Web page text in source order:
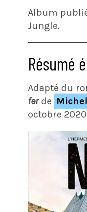
Album
Jungle.
Résumé
Adapté du
ferde
octobre